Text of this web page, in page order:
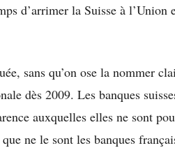
d’arrimer la Suisse à l’Union
sans qu’on ose la nommer
dès 2009. Les banques
auxquelles elles ne sont
ne le sont les banques